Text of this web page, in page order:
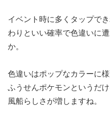
イベント時に多くタップでき
わりといい確率で色違いに
か。
色違いはポップなカラーに様
ふうせんポケモンというだけ
風船らしさが増しますね。